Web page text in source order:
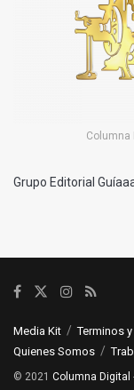
Columna
Grupo Editorial
Media Kit Terminos
Quienes Somos
© 2021 Columna Digital